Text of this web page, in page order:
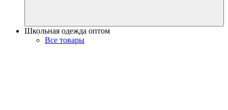
Школьная одежда оптом
Все товары